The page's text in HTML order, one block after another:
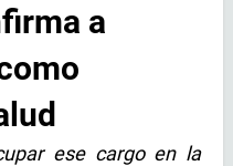
a
ese cargo en la